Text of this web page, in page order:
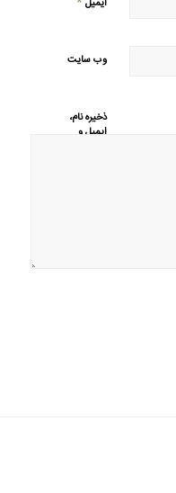
ایمیل
وب‌ سایت
ذخیره نام،
ایمیل و